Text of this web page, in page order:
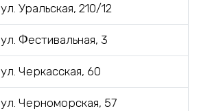
ул. Уральская, 210/12
ул. Фестивальная, 3
ул. Черкасская, 60
ул. Черноморская, 57